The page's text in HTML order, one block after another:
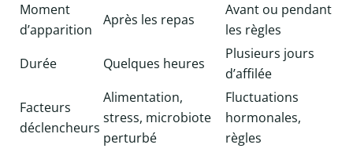
Moment
d’apparition
Après les repas
Avant ou pendant
les règles
Durée
Quelques heures
Plusieurs jours
d’affilée
Facteurs
déclencheurs
Alimentation,
stress, microbiote
perturbé
Fluctuations
hormonales,
règles